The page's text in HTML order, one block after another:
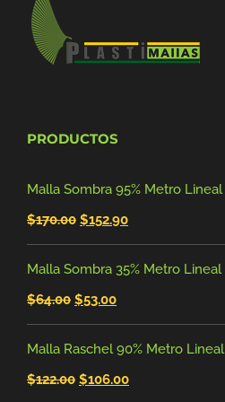
PRODUCTOS
Malla Sombra 95% Metro Lineal
$170.00 El
precio
original
era:
$170.00.
$152.90El
precio
actual
$152.90.
Malla Sombra 35% Metro Lineal
$64.00 El
precio
original
era:
$53.00El
precio
actual
es:
Malla Raschel 90% Metro Lineal
$122.00 El
$106.00El